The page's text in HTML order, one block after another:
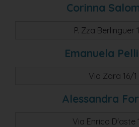
Corinna
P. Zza Berlinguer
Emanuela
Via Zara 16/1
Alessandra
Via Enrico D'aste